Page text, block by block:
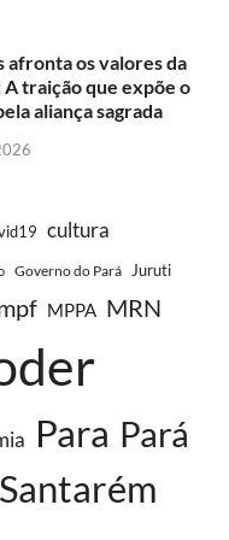
afronta os valores da
traição que expõe o
aliança sagrada
cultura
Governo do Pará Juruti
MPPA MRN
Para Pará
Santarém